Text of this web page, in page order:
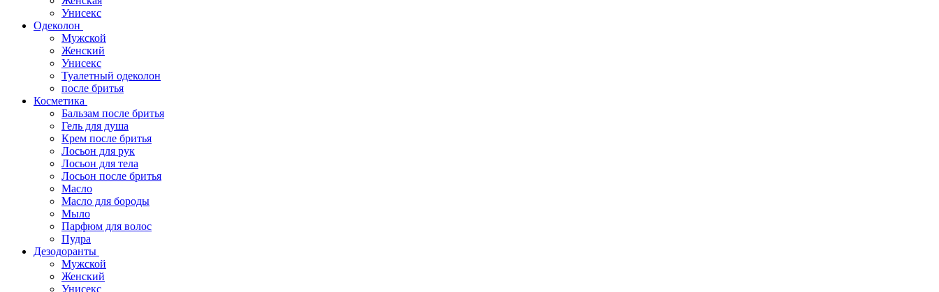
Унисекс
Одеколон
Мужской
Женский
Унисекс
Туалетный одеколон
после бритья
Косметика
Бальзам после бритья
Гель для душа
Крем после бритья
Лосьон для рук
Лосьон для тела
Лосьон после бритья
Масло
Масло для бороды
Мыло
Парфюм для волос
Пудра
Дезодоранты
Мужской
Женский
Унисекс